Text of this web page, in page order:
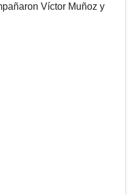
Víctor Muñoz y